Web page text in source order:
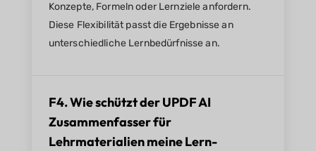
Konzepte, Formeln oder Lernziele anfordern.
Diese Flexibilität passt die Ergebnisse an
unterschiedliche Lernbedürfnisse an.
F4. Wie schützt der UPDF AI
Zusammenfasser für
Lehrmaterialien meine Lern-